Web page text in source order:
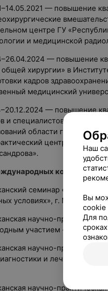
— повышение
центре ГУ
и медицинской
— повышение
хирургии» в
кадров
медицинский
— повышение
и специалистов по
области головы и
центр
конгрессах,
семинар
условиях», г. Минск.
научно-
участием
научно-
и лечения
научно-
Наш
Вы
cookie
Для